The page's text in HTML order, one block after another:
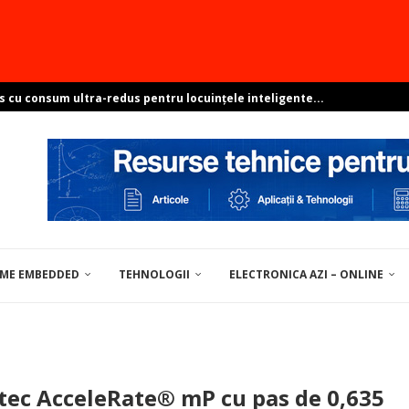
cu consum ultra-redus pentru locuințele inteligente...
EMBEDDED TEHNOLOGII ELECTRONICA AZI – ONLINE
AcceleRate® mP cu pas de 0,635